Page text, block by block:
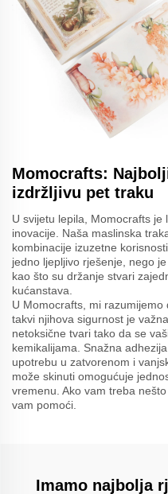
Momocrafts:
izdržljivu pet traku
U svijetu lepila, Momocrafts
inovacije. Naša maslinska
kombinacije izuzetne
jedno ljepljivo rješenje, nego
kao što su držanje stvari
kućanstava.
U Momocrafts, mi
takvi njihova sigurnost je
netoksične tvari tako da se
kemikalijama. Snažna
upotrebu u zatvorenom i
može skinuti omogućuje
vremenu. Ako vam treba
vam pomoći.
Imamo najbolja